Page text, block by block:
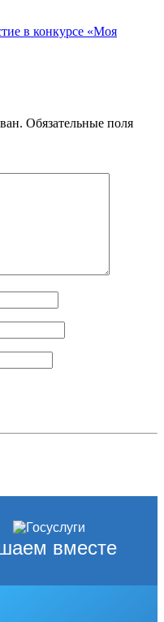
в конкурсе «Моя
Обязательные поля
вместе